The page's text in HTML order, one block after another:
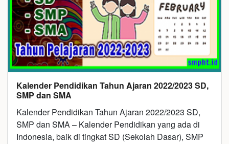
Kalender Pendidikan Tahun Ajaran 2022/2023 SD,
SMP dan SMA
Kalender Pendidikan Tahun Ajaran 2022/2023 SD,
SMP dan SMA – Kalender Pendidikan yang ada di
Indonesia, baik di tingkat SD (Sekolah Dasar), SMP